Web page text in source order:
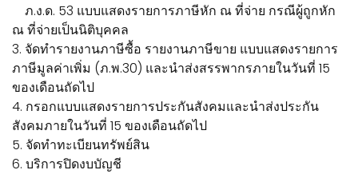
ภ.ง.ด. 53 แบบแสดงรายการภาษีหัก ณ ที่จ่าย กรณีผู้ถูกหัก
ณ ที่จ่ายเป็นนิติบุคคล
3. จัดทำรายงานภาษีซื้อ รายงานภาษีขาย แบบแสดงรายการ
ภาษีมูลค่าเพิ่ม (ภ.พ.30) และนำส่งสรรพากรภายในวันที่ 15
ของเดือนถัดไป
4. กรอกแบบแสดงรายการประกันสังคมและนำส่งประกัน
สังคมภายในวันที่ 15 ของเดือนถัดไป
5. จัดทำทะเบียนทรัพย์สิน
6. บริการปิดงบบัญชี